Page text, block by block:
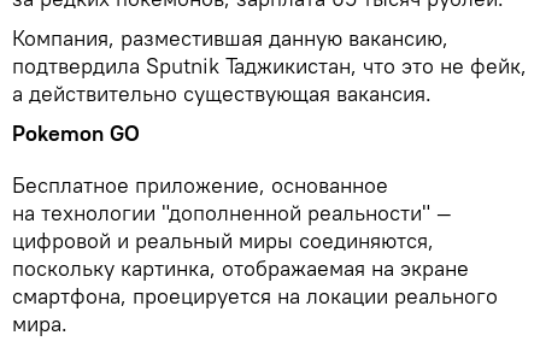
Компания, разместившая данную вакансию,
подтвердила Sputnik Таджикистан, что это не фейк,
а действительно существующая вакансия.
Pokemon GO
Бесплатное приложение, основанное
на технологии "дополненной реальности" —
цифровой и реальный миры соединяются,
поскольку картинка, отображаемая на экране
смартфона, проецируется на локации реального
мира.